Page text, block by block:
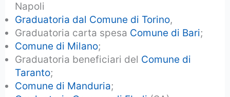
Napoli
Graduatoria dal Comune di Torino,
Graduatoria carta spesa Comune di Bari;
Comune di Milano;
Graduatoria beneficiari del Comune di
Taranto;
Comune di Manduria;